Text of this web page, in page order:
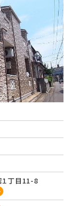
１丁目11-8